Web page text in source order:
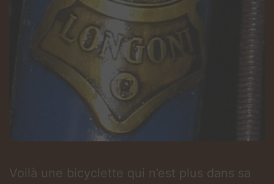
Voilà une bicyclette qui n’est plus dans sa